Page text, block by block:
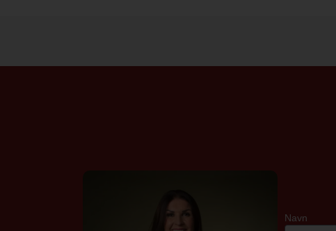
Navn